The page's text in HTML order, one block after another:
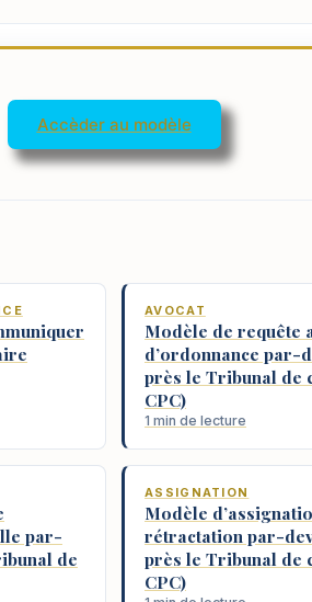
Accèder au modèle
AVOCAT
Modèle de requête
d’ordonnance par-
près le Tribunal de
CPC)
1 min de lecture
par-
de
ASSIGNATION
Modèle
rétractation par-
près le Tribunal de
CPC)